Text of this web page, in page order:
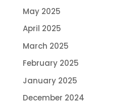
May 2025
April 2025
March 2025
February 2025
January 2025
December 2024